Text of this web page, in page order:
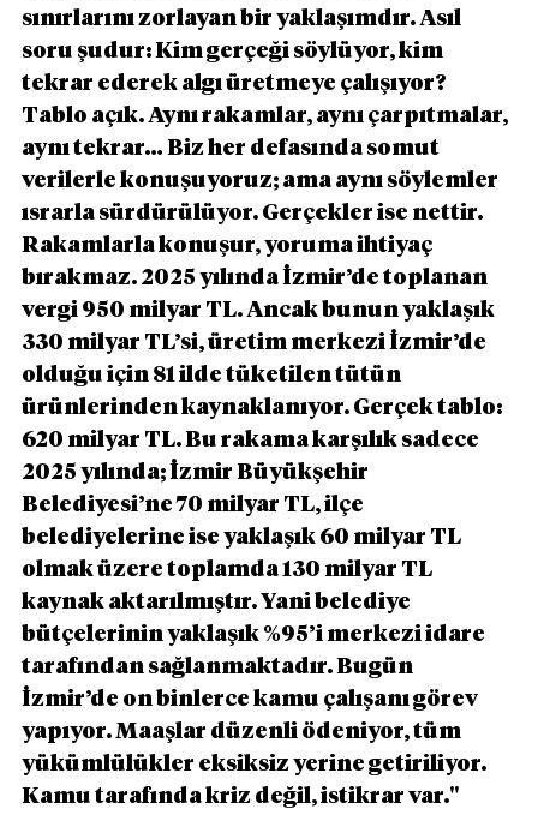
sınırlarını zorlayan bir yaklaşımdır. Asıl
soru şudur: Kim gerçeği söylüyor, kim
tekrar ederek algı üretmeye çalışıyor?
Tablo açık. Aynı rakamlar, aynı çarpıtmalar,
aynı tekrar… Biz her defasında somut
verilerle konuşuyoruz; ama aynı söylemler
ısrarla sürdürülüyor. Gerçekler ise nettir.
Rakamlarla konuşur, yoruma ihtiyaç
bırakmaz. 2025 yılında İzmir’de toplanan
vergi 950 milyar TL. Ancak bunun yaklaşık
330 milyar TL’si, üretim merkezi İzmir’de
olduğu için 81 ilde tüketilen tütün
ürünlerinden kaynaklanıyor. Gerçek tablo:
620 milyar TL. Bu rakama karşılık sadece
2025 yılında; İzmir Büyükşehir
Belediyesi’ne 70 milyar TL, ilçe
belediyelerine ise yaklaşık 60 milyar TL
olmak üzere toplamda 130 milyar TL
kaynak aktarılmıştır. Yani belediye
bütçelerinin yaklaşık %95’i merkezi idare
tarafından sağlanmaktadır. Bugün
İzmir’de on binlerce kamu çalışanı görev
yapıyor. Maaşlar düzenli ödeniyor, tüm
yükümlülükler eksiksiz yerine getiriliyor.
Kamu tarafında kriz değil, istikrar var.''